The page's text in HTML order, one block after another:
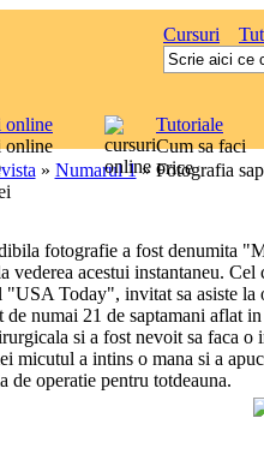
Cursuri
online
online
Tutoriale
Cum sa faci
orice
» Numarul 1» Fotografia
fotografie a fost denumita
vederea acestui instantaneu.
"USA Today", invitat sa asiste
de numai 21 de saptamani aflat
si a fost nevoit sa faca
micutul a intins o mana si a
de operatie pentru totdeauna.